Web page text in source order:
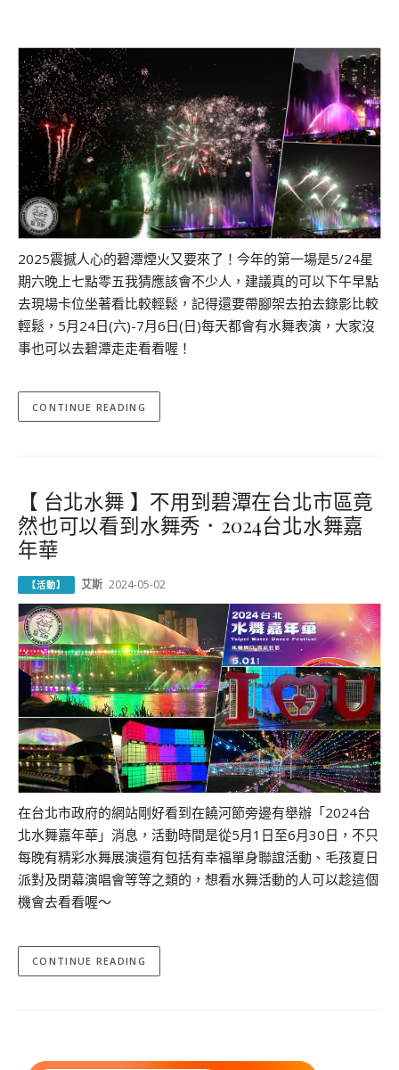
2025震撼人心的碧潭煙火又要來了！今年的第一場是5/24星
期六晚上七點零五我猜應該會不少人，建議真的可以下午早點
去現場卡位坐著看比較輕鬆，記得還要帶腳架去拍去錄影比較
輕鬆，5月24日(六)-7月6日(日)每天都會有水舞表演，大家沒
事也可以去碧潭走走看看喔！
CONTINUE READING
【 台北水舞 】不用到碧潭在台北市區竟
然也可以看到水舞秀．2024台北水舞嘉
年華
【活動】 艾斯 2024-05-02
在台北市政府的網站剛好看到在饒河節旁邊有舉辦「2024台
北水舞嘉年華」消息，活動時間是從5月1日至6月30日，不只
每晚有精彩水舞展演還有包括有幸福單身聯誼活動、毛孩夏日
派對及閉幕演唱會等等之類的，想看水舞活動的人可以趁這個
機會去看看喔～
CONTINUE READING